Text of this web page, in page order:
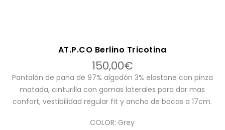
AT.P.CO Berlino Tricotina
150,00€
Pantalón de pana de 97% algodón 3% elastane con pinza
matada, cinturilla con gomas laterales para dar mas
confort, vestibilidad regular fit y ancho de bocas a 17cm.
COLOR: Grey